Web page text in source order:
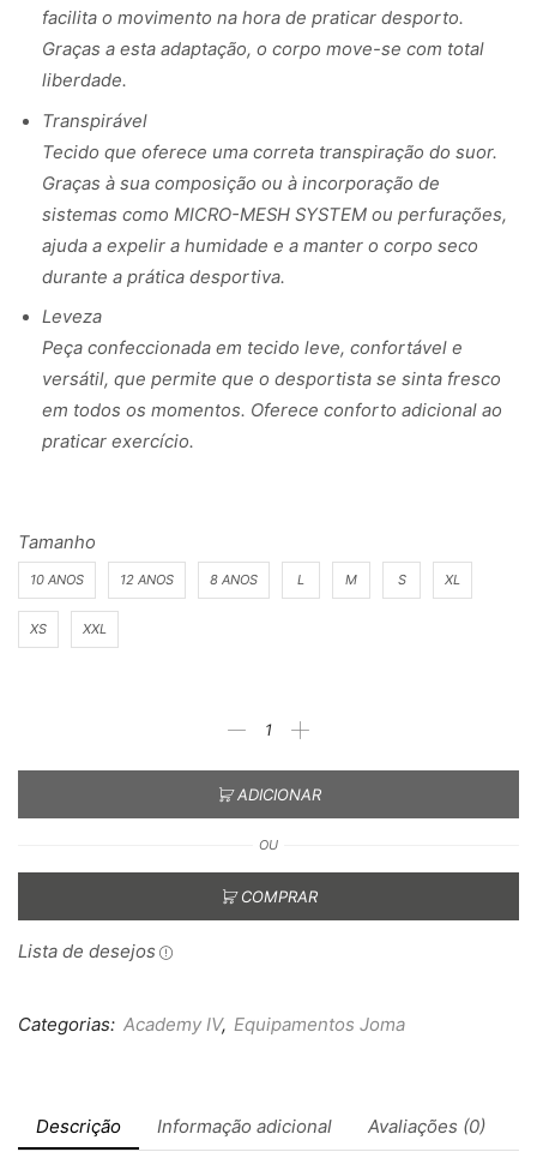
facilita o movimento na hora de praticar desporto.
Graças a esta adaptação, o corpo move-se com total
liberdade.
Transpirável
Tecido que oferece uma correta transpiração do suor.
Graças à sua composição ou à incorporação de
sistemas como MICRO-MESH SYSTEM ou perfurações,
ajuda a expelir a humidade e a manter o corpo seco
durante a prática desportiva.
Leveza
Peça confeccionada em tecido leve, confortável e
versátil, que permite que o desportista se sinta fresco
em todos os momentos. Oferece conforto adicional ao
praticar exercício.
Tamanho
10 ANOS 12 ANOS 8 ANOS L M S XL
XS XXL
ADICIONAR
OU
COMPRAR
Lista de desejos
Categorias: Academy IV, Equipamentos Joma
Descrição Informação adicional Avaliações (0)